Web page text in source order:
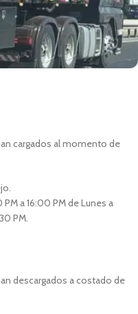
cargados al momento de
a 16:00 PM de Lunes a
PM.
descargados a costado de